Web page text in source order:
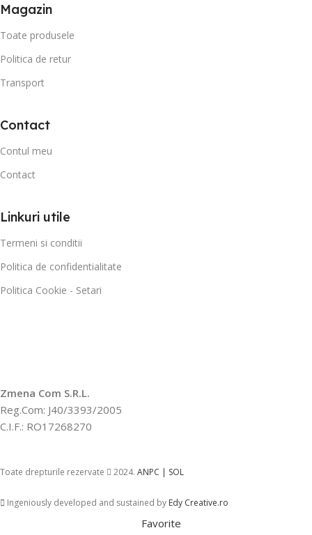
Magazin
Toate produsele
Politica de retur
Transport
Contact
Contul meu
Contact
Linkuri utile
Termeni si conditii
Politica de confidentialitate
Politica Cookie - Setari
Zmena Com S.R.L.
Reg.Com: J40/3393/2005
C.I.F.: RO17268270
Toate drepturile rezervate 2024. ANPC | SOL
Ingeniously developed and sustained by Edy Creative.ro
Favorite